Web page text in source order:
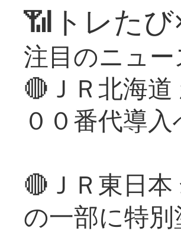
📶トレた
注目のニュー
🔴ＪＲ北海
００番代導入
🔴ＪＲ東日
の一部に特別